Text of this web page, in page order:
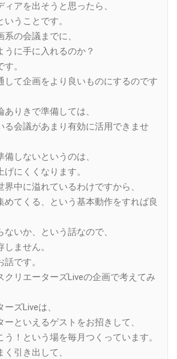
ィアを出そうと思ったら、
うことです。
の会議までに、
うに手に入れるのか？
。
して企画をより良いものにするのです
りきで準備しては、
る会議があまり有効に活用できませ
しないというのは、
にくくなります。
中に溢れているわけですから、
めてくる、という基本動作をすれば良
いか、という話なので、
ません。
です。
クリエーターズLiveの企画で考えてみ
ズLiveは、
ーといえるゲストをお招きして、
！という場を毎月つくっています。
引き出して、